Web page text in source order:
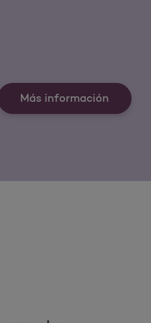
Más información